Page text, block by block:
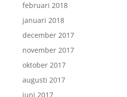
februari 2018
januari 2018
december 2017
november 2017
oktober 2017
augusti 2017
juni 2017